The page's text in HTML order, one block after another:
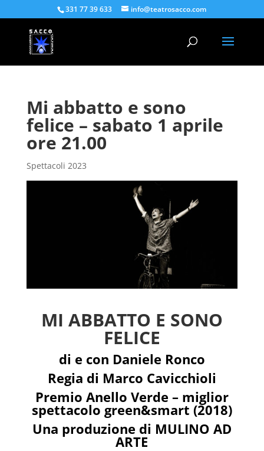
331 77 39 633 info@teatrosacco.com
Mi abbatto e sono
felice – sabato 1 aprile
ore 21.00
Spettacoli 2023
MI ABBATTO E SONO
FELICE
di e con Daniele Ronco
Regia di Marco Cavicchioli
Premio Anello Verde – miglior
spettacolo green&smart (2018)
Una produzione di MULINO AD
ARTE